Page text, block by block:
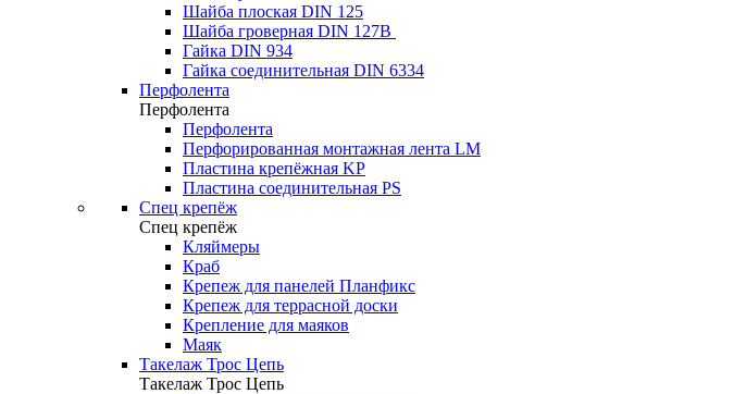
Шайба плоская DIN 125
Шайба гроверная DIN 127B
Гайка DIN 934
Гайка соединительная DIN 6334
Перфолента
Перфолента
Перфолента
Перфорированная монтажная лента LM
Пластина крепёжная KP
Пластина соединительная PS
Спец крепёж
Спец крепёж
Кляймеры
Краб
Крепеж для панелей Планфикс
Крепеж для террасной доски
Крепление для маяков
Маяк
Такелаж Трос Цепь
Такелаж Трос Цепь